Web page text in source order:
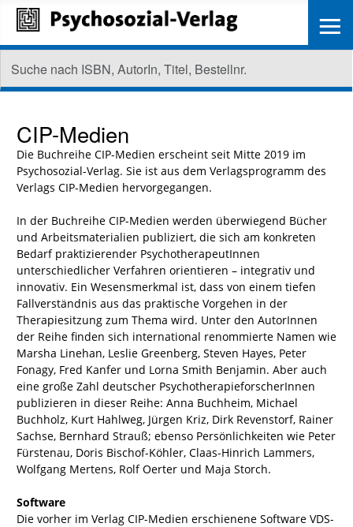
CIP-Medien
Die Buchreihe CIP-Medien erscheint seit Mitte 2019 im
Psychosozial-Verlag. Sie ist aus dem Verlagsprogramm des
Verlags CIP-Medien hervorgegangen.
In der Buchreihe CIP-Medien werden überwiegend Bücher
und Arbeitsmaterialien publiziert, die sich am konkreten
Bedarf praktizierender PsychotherapeutInnen
unterschiedlicher Verfahren orientieren – integrativ und
innovativ. Ein Wesensmerkmal ist, dass von einem tiefen
Fallverständnis aus das praktische Vorgehen in der
Therapiesitzung zum Thema wird. Unter den AutorInnen
der Reihe finden sich international renommierte Namen wie
Marsha Linehan, Leslie Greenberg, Steven Hayes, Peter
Fonagy, Fred Kanfer und Lorna Smith Benjamin. Aber auch
eine große Zahl deutscher PsychotherapieforscherInnen
publizieren in dieser Reihe: Anna Buchheim, Michael
Buchholz, Kurt Hahlweg, Jürgen Kriz, Dirk Revenstorf, Rainer
Sachse, Bernhard Strauß; ebenso Persönlichkeiten wie Peter
Fürstenau, Doris Bischof-Köhler, Claas-Hinrich Lammers,
Wolfgang Mertens, Rolf Oerter und Maja Storch.
Software
Die vorher im Verlag CIP-Medien erschienene Software VDS-
≡